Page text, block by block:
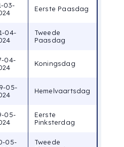
03-
Eerste Paasdag
04-
Tweede
Paasdag
04-
Koningsdag
05-
Hemelvaartsdag
05-
Eerste
Pinksterdag
05-
Tweede